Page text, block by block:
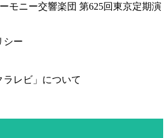
モニー交響楽団 第625回東京定期演
シー
レビ」について